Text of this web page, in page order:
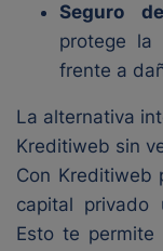
Seguro
protege la
frente a
La alternativa
Kreditiweb sin
Con Kreditiweb
capital privado
Esto te permite